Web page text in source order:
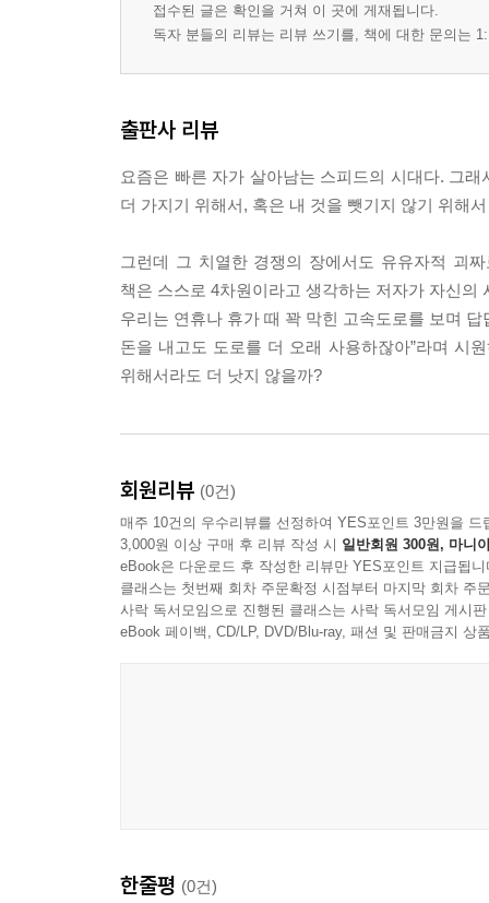
삼국지
인식의 확장
시련의 조짐
인생의 진로 2
세상의 틀
자유인과자
간절한 마음
Net에서의 충돌
Net과 운명
작은 씨앗
무지의 벽
아이템
Net과 아이템
Net을 움직이는 원리
50%의 기회 이론
선택적 인식
보이지 않는 법칙
1인칭 주인공 시점
접수된 글은 확인을 거쳐 이 곳에 게재됩니다.
독자 분들의 리뷰는 리뷰 쓰기를, 책에 대한 문의는
출판사 리뷰
요즘은 빠른 자가 살아남는 스피드의 시대다. 그
더 가지기 위해서, 혹은 내 것을 뺏기지 않기 위해
그런데 그 치열한 경쟁의 장에서도 유유자적 괴
책은 스스로 4차원이라고 생각하는 저자가 자신
우리는 연휴나 휴가 때 꽉 막힌 고속도로를 보며
돈을 내고도 도로를 더 오래 사용하잖아”라며 시
위해서라도 더 낫지 않을까?
회원리뷰 (0건)
매주 10건의 우수리뷰를 선정하여 YES포인트 3만원을 드
3,000원 이상 구매 후 리뷰 작성 시 일반회원 300원, 마니
eBook은 다운로드 후 작성한 리뷰만 YES포인트 지급됩니
클래스는 첫번째 회차 주문확정 시점부터 마지막 회차 주
사락 독서모임으로 진행된 클래스는 사락 독서모임 게시
eBook 페이백, CD/LP, DVD/Blu-ray, 패션 및 판매금지 상
한줄평 (0건)